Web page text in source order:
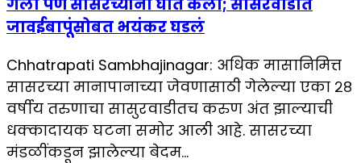
गेला पण सासरच्यांनी घात केला; सासरवाडीत
जावईबापूंसोबत भयंकर घडलं
Chhatrapati Sambhajinagar: अधिक मासानिमित्त
सासरच्या मानापानाच्या जेवणासाठी गेलेल्या एका २८
वर्षीय तरुणाचा सासुरवाडीतच करुण अंत झाल्याची
धक्कादायक घटना समोर आली आहे. सासरच्या
मंडळींकडून झालेल्या बेदम…